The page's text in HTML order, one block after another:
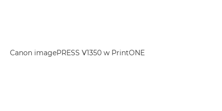
Canon imagePRESS V1350 w PrintONE